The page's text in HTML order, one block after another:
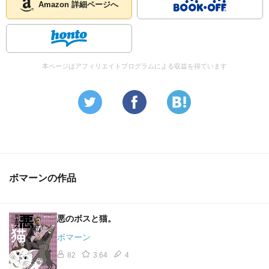
Amazon 詳細ページへ
本ページはアフィリエイトプログラムによる収益を得ています
ボマーンの作品
悪のボスと猫。
ボマーン
82 3.64 4